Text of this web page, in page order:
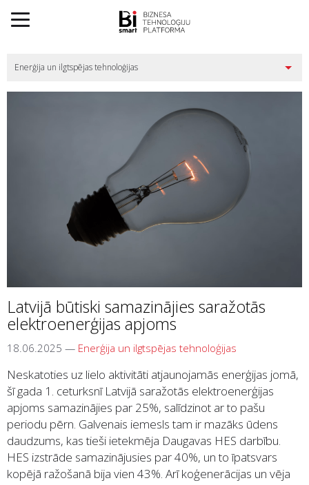
Latvijā būtiski samazinājies saražotās
elektroenerģijas apjoms
18.06.2025 — Enerģija un ilgtspējas tehnoloģijas
Neskatoties uz lielo aktivitāti atjaunojamās enerģijas jomā,
šī gada 1. ceturksnī Latvijā saražotās elektroenerģijas
apjoms samazinājies par 25%, salīdzinot ar to pašu
periodu pērn. Galvenais iemesls tam ir mazāks ūdens
daudzums, kas tieši ietekmēja Daugavas HES darbību.
HES izstrāde samazinājusies par 40%, un to īpatsvars
kopējā ražošanā bija vien 43%. Arī koģenerācijas un vēja